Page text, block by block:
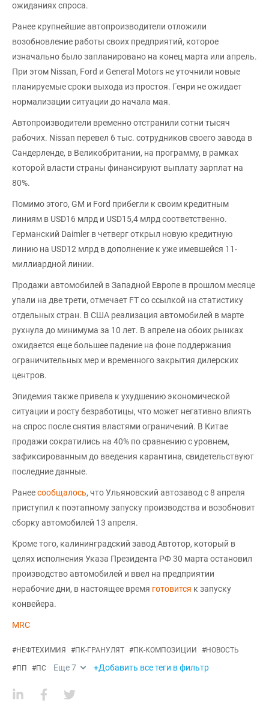
ожиданиях спроса.
Ранее крупнейшие автопроизводители отложили
возобновление работы своих предприятий, которое
изначально было запланировано на конец марта или апрель.
При этом Nissan, Ford и General Motors не уточнили новые
планируемые сроки выхода из простоя. Генри не ожидает
нормализации ситуации до начала мая.
Автопроизводители временно отстранили сотни тысяч
рабочих. Nissan перевел 6 тыс. сотрудников своего завода в
Сандерленде, в Великобритании, на программу, в рамках
которой власти страны финансируют выплату зарплат на
80%.
Помимо этого, GM и Ford прибегли к своим кредитным
линиям в USD16 млрд и USD15,4 млрд соответственно.
Германский Daimler в четверг открыл новую кредитную
линию на USD12 млрд в дополнение к уже имевшейся 11-
миллиардной линии.
Продажи автомобилей в Западной Европе в прошлом месяце
упали на две трети, отмечает FT со ссылкой на статистику
отдельных стран. В США реализация автомобилей в марте
рухнула до минимума за 10 лет. В апреле на обоих рынках
ожидается еще большее падение на фоне поддержания
ограничительных мер и временного закрытия дилерских
центров.
Эпидемия также привела к ухудшению экономической
ситуации и росту безработицы, что может негативно влиять
на спрос после снятия властями ограничений. В Китае
продажи сократились на 40% по сравнению с уровнем,
зафиксированным до введения карантина, свидетельствуют
последние данные.
Ранеесообщалось, что Ульяновский автозавод с 8 апреля
приступил к поэтапному запуску производства и возобновит
сборку автомобилей 13 апреля.
Кроме того, калининградский завод Автотор, который в
целях исполнения Указа Президента РФ 30 марта остановил
производство автомобилей и ввел на предприятии
нерабочие дни, в настоящее время готовится к запуску
конвейера.
MRC
#НЕФТЕХИМИЯ #ПК-ГРАНУЛЯТ #ПК-КОМПОЗИЦИИ #НОВОСТЬ
#ПП #ПС Еще7 +Добавить все теги в фильтр